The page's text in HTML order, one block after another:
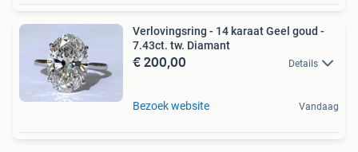
Verlovingsring - 14 karaat Geel goud -
7.43ct. tw. Diamant
€ 200,00 Details
Bezoek website Vandaag